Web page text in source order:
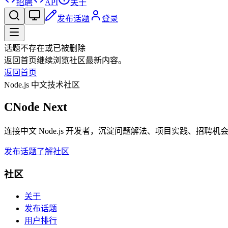
招聘 API
关于
发布话题
登录
话题不存在或已被删除
返回首页继续浏览社区最新内容。
返回首页
Node.js 中文技术社区
CNode Next
连接中文 Node.js 开发者，沉淀问题解法、项目实践、招聘机会
发布话题了解社区
社区
关于
发布话题
用户排行